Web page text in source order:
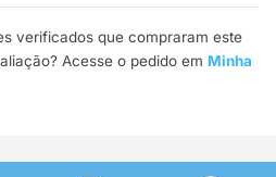
verificados que compraram este
Acesse o pedido em Minha